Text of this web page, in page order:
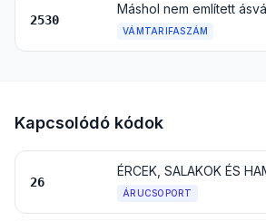
2530
Máshol nem említett
VÁMTARIFASZÁM
Kapcsolódó kódok
26
ÉRCEK, SALAKOK ÉS
ÁRUCSOPORT